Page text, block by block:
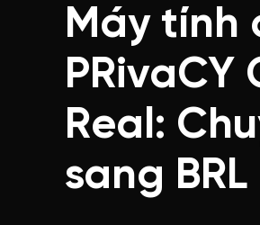
Máy tính
PRivaCY
Real:
sang BRL